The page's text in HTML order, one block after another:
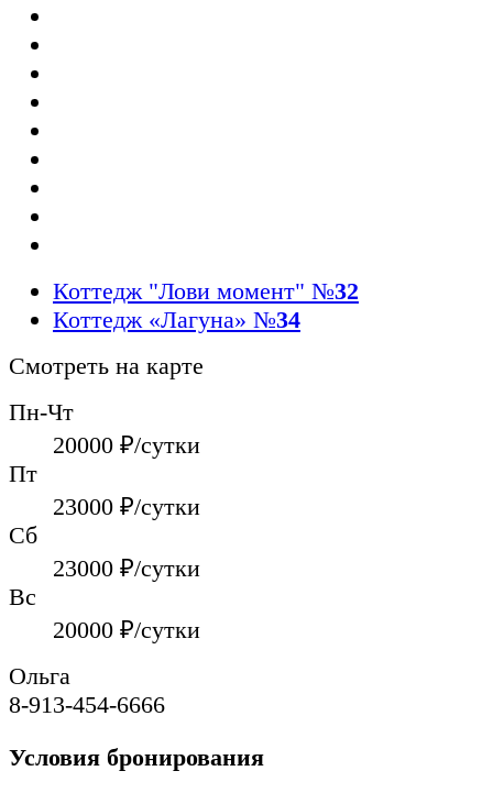
Коттедж "Лови момент" №32
Коттедж «Лагуна» №34
Смотреть на карте
Пн-Чт
20000 ₽/сутки
Пт
23000 ₽/сутки
Сб
23000 ₽/сутки
Вс
20000 ₽/сутки
Ольга
8-913-454-6666
Условия бронирования